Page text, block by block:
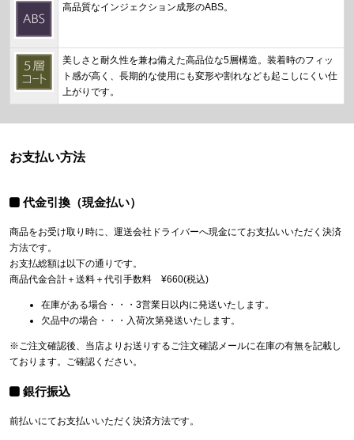
高品質なインジェクション成形のABS。
美しさと耐久性を兼ね備えた高品位な5層構造。装着時のフィッ
ト感が高く、長期的な使用にも変形や割れなども起こしにくい仕
上がりです。
お支払い方法
代金引換（現金払い）
商品をお受け取り時に、運送会社ドライバーへ現金にてお支払いいただく決済
方法です。
お支払総額は以下の通りです。
商品代金合計＋送料＋代引手数料 ¥660(税込)
在庫がある場合・・・3営業日以内に発送いたします。
欠品中の場合・・・入荷次第発送いたします。
※ご注文確認後、当店よりお送りするご注文確認メールに在庫の有無を記載し
ております。ご確認ください。
銀行振込
前払いにてお支払いいただく決済方法です。